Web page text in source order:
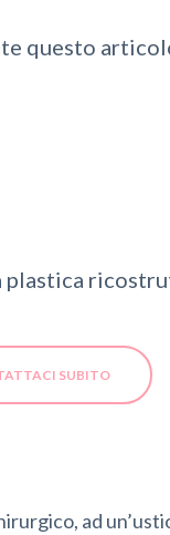
questo
plastica
SUBITO
ad